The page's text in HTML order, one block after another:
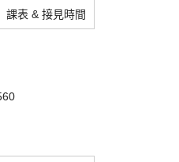
課表 & 接見時間